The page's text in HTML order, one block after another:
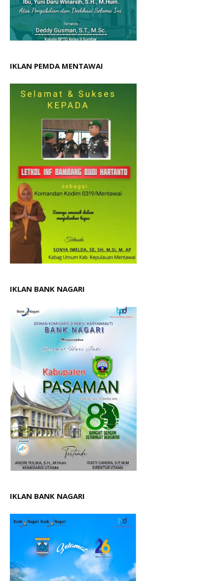
IKLAN PEMDA MENTAWAI
IKLAN BANK NAGARI
IKLAN BANK NAGARI